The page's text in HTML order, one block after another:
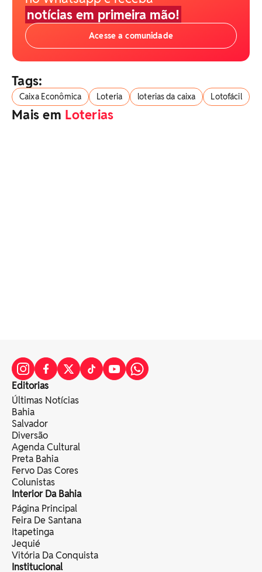
notícias em primeira mão!
Acesse a comunidade
Tags:
Caixa Econômica Loteria loterias da caixa Lotofácil
Mais em Loterias
Editorias
Últimas Notícias
Bahia
Salvador
Diversão
Agenda Cultural
Preta Bahia
Fervo Das Cores
Colunistas
Interior Da Bahia
Página Principal
Feira De Santana
Itapetinga
Jequié
Vitória Da Conquista
Institucional